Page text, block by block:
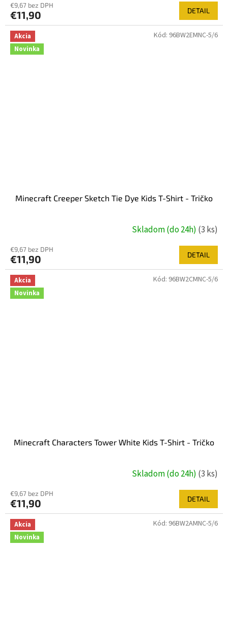
€9,67 bez DPH
€11,90 DETAIL
Akcia
Novinka
Minecraft Creeper Sketch Tie Dye Kids T-Shirt - Tričko
Skladom (do 24h) (3 ks)
€9,67 bez DPH
€11,90 DETAIL
Kód: 96BW2EMNC-5/6
Akcia
Novinka
Minecraft Characters Tower White Kids T-Shirt - Tričko
Skladom (do 24h) (3 ks)
€9,67 bez DPH
€11,90 DETAIL
Kód: 96BW2CMNC-5/6
Akcia
Novinka
Kód: 96BW2AMNC-5/6